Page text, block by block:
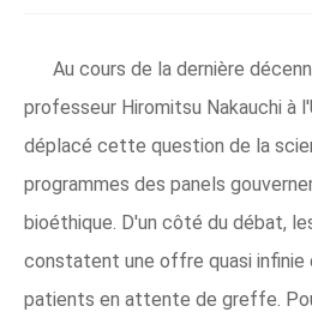
Au cours de la dernière
professeur Hiromitsu Nakauchi à
déplacé cette question de la
programmes des panels
bioéthique. D'un côté du débat,
constatent une offre quasi infinie
patients en attente de greffe.